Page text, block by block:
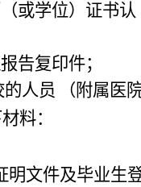
或学位）证书认
告复印件；
人员
（附属医
料：
明文件及毕业生